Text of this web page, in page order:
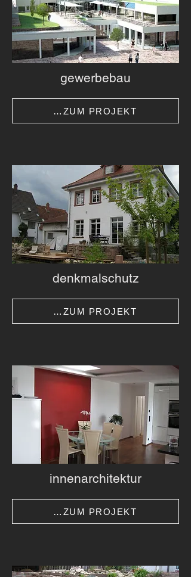
gewerbebau
…ZUM PROJEKT
denkmalschutz
…ZUM PROJEKT
innenarchitektur
…ZUM PROJEKT